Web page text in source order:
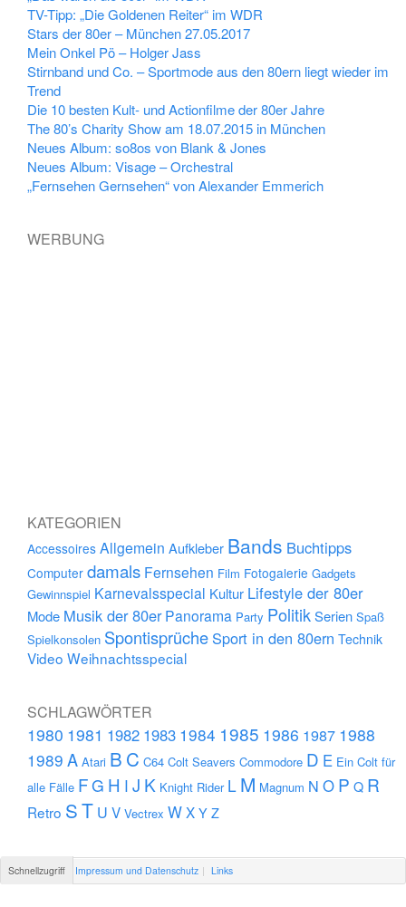
TV-Tipp: „Die Goldenen Reiter“ im WDR
Stars der 80er – München 27.05.2017
Mein Onkel Pö – Holger Jass
Stirnband und Co. – Sportmode aus den 80ern liegt wieder im
Trend
Die 10 besten Kult- und Actionfilme der 80er Jahre
The 80’s Charity Show am 18.07.2015 in München
Neues Album: so8os von Blank & Jones
Neues Album: Visage – Orchestral
„Fernsehen Gernsehen“ von Alexander Emmerich
WERBUNG
KATEGORIEN
Accessoires Allgemein Aufkleber Bands Buchtipps
Computer damals Fernsehen Film Fotogalerie Gadgets
Gewinnspiel Karnevalsspecial Kultur Lifestyle der 80er
Mode Musik der 80er Panorama Party PolitikSerien Spaß
Spielkonsolen Spontisprüche Sport in den 80ern Technik
Video Weihnachtsspecial
SCHLAGWÖRTER
1980 1981 1982 1983 1984 1985 1986 1987 1988
1989 A Atari B C C64 Colt Seavers Commodore D E Ein Colt für
alle Fälle FG H I J K Knight Rider L M Magnum N O P Q R
Retro ST U V Vectrex WXYZ
Schnellzugriff Impressum und Datenschutz Links